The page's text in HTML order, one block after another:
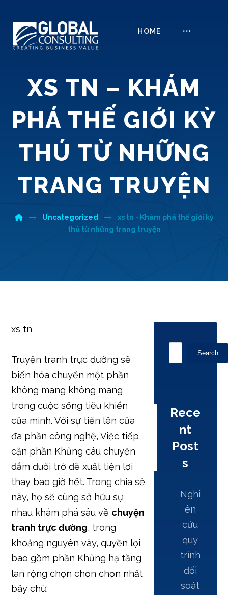
HOME
XS TN – KHÁM
PHÁ THẾ GIỚI KỲ
THÚ TỪ NHỮNG
TRANG TRUYỆN
Uncategorized
xs tn - Khám phá thế giới kỳ
thú từ những trang truyện
xs tn
Truyện tranh trực đường sẽ
biến hóa chuyển một phần
không mang không mang
trong cuộc sống tiêu khiển
của mình. Với sự tiến lên của
đa phần công nghệ, Việc tiếp
cận phần Khủng câu chuyện
đắm đuối trở đề xuất tiện lợi
thay bao giờ hết. Trong chia sẻ
này, họ sẽ cùng sở hữu sự
nhau khám phá sâu về chuyện
tranh trực đường, trong
khoảng nguyên vày, quyền lợi
bao gồm phần Khủng hạ tầng
lan rộng chọn chọn chọn nhất
bây chừ.
Search
Rece
nt
Post
s
Nghi
ên
cứu
quy
trình
đối
soát